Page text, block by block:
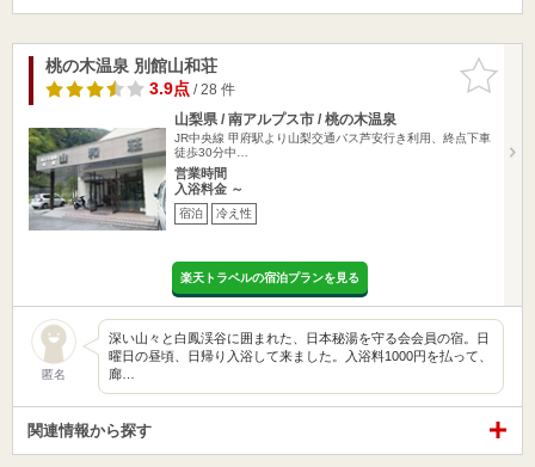
お気に入
りに追加
桃の木温泉 別館山和荘
3.9点/ 28 件
山梨県 / 南アルプス市 / 桃の木温泉
JR中央線 甲府駅より山梨交通バス芦安行き利用、終点下車
徒歩30分中…
営業時間
入浴料金 ～
宿泊 冷え性
楽天トラベルの宿泊プランを見る
匿名
深い山々と白鳳渓谷に囲まれた、日本秘湯を守る会会員の宿。日
曜日の昼頃、日帰り入浴して来ました。入浴料1000円を払って、
廊…
関連情報から探す